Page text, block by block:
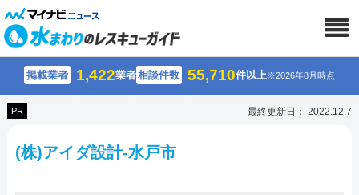
掲載業者 1,422業者相談件数 55,710件以上※2026年8月時点
PR 最終更新日： 2022.12.7
(株)アイダ設計-水戸市